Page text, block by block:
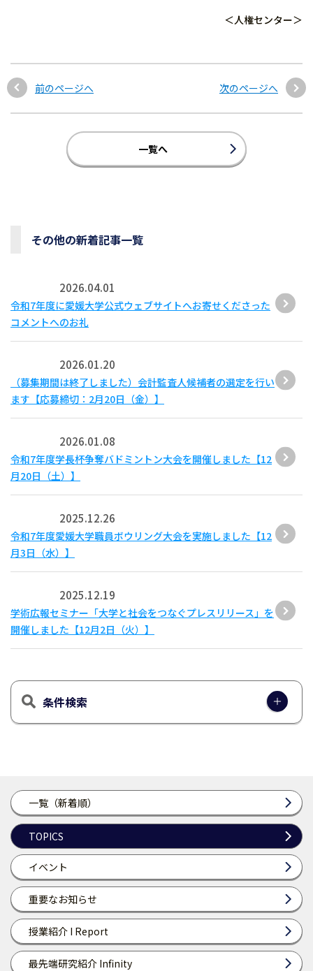
一覧（新着順）
TOPICS
イベント
重要なお知らせ
授業紹介 I Report
最先端研究紹介 Infinity
＜人権センター＞
前のページへ 次のページへ
一覧へ
その他の新着記事一覧
2026.04.01
令和7年度に愛媛大学公式ウェブサイトへお寄せくださった
コメントへのお礼
2026.01.20
（募集期間は終了しました）会計監査人候補者の選定を行い
ます【応募締切：2月20日（金）】
2026.01.08
令和7年度学長杯争奪バドミントン大会を開催しました【12
月20日（土）】
2025.12.26
令和7年度愛媛大学職員ボウリング大会を実施しました【12
月3日（水）】
2025.12.19
学術広報セミナー「大学と社会をつなぐプレスリリース」を
開催しました【12月2日（火）】
条件検索